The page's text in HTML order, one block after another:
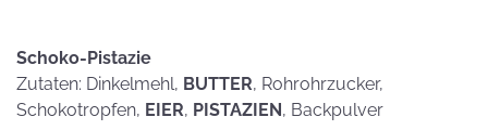
Schoko-Pistazie
Zutaten: Dinkelmehl, BUTTER, Rohrohrzucker,
Schokotropfen, EIER, PISTAZIEN, Backpulver